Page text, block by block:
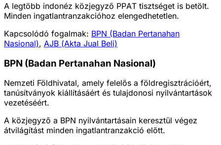
A legtöbb indonéz közjegyző PPAT tisztséget is betölt.
Minden ingatlantranzakcióhoz elengedhetetlen.
Kapcsolódó fogalmak: BPN (Badan Pertanahan
Nasional), AJB (Akta Jual Beli)
BPN (Badan Pertanahan Nasional)
Nemzeti Földhivatal, amely felelős a földregisztrációért,
tanúsítványok kiállításáért és tulajdonosi nyilvántartások
vezetéséért.
A közjegyző a BPN nyilvántartásain keresztül végez
átvilágítást minden ingatlantranzakció előtt.